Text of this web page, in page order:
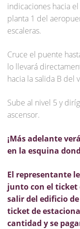
indicaciones hacia
planta 1 del
escaleras.
Cruce el puente
lo llevará
hacia la salida B del
Sube al nivel 5 y
ascensor.
¡Más adelante
en la esquina
El representante
junto con el ticket
salir del edificio
ticketde
cantidad y se